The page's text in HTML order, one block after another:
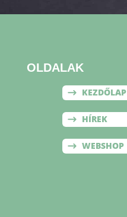
OLDALAK
KEZDŐLAP
HÍREK
WEBSHOP